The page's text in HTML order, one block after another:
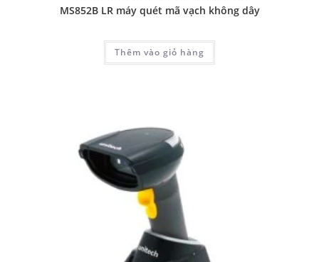
MS852B LR máy quét mã vạch không dây
Thêm vào giỏ hàng